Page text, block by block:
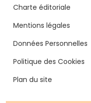
Charte éditoriale
Mentions légales
Données Personnelles
Politique des Cookies
Plan du site